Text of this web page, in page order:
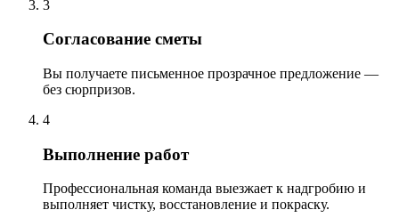
3
Согласование сметы
Вы получаете письменное прозрачное предложение —
без сюрпризов.
4
Выполнение работ
Профессиональная команда выезжает к надгробию и
выполняет чистку, восстановление и покраску.